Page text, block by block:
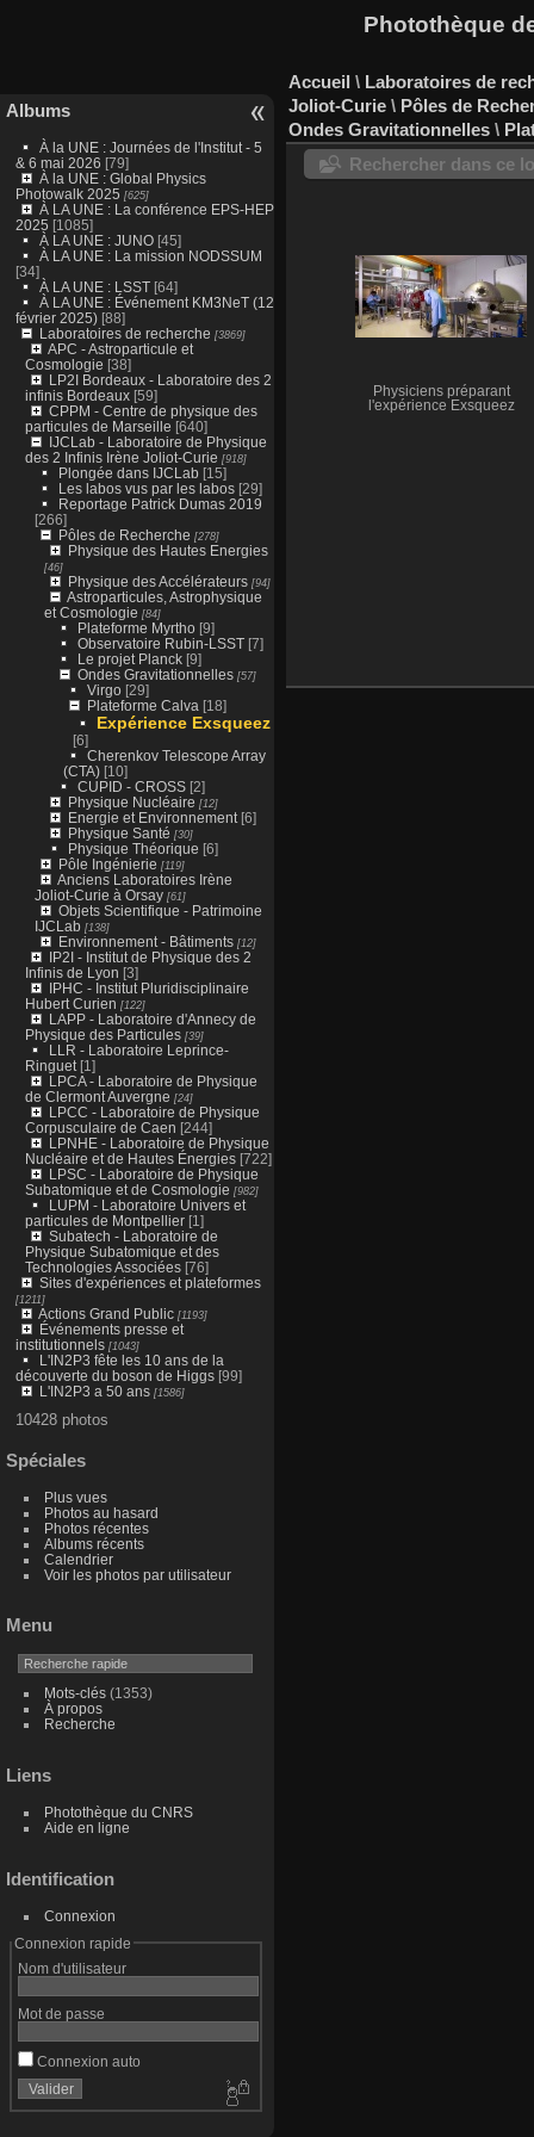
Photothèque
Albums
À la UNE : Journées de l'Institut - 5
& 6 mai 2026 [79]
À la UNE : Global Physics
Photowalk 2025 [625]
À LA UNE : La conférence EPS-HEP
2025 [1085]
À LA UNE : JUNO [45]
À LA UNE : La mission NODSSUM
[34]
À LA UNE : LSST[64]
À LA UNE : Événement KM3NeT (12
février 2025)[88]
Laboratoires de recherche [3869]
APC - Astroparticule et
Cosmologie [38]
LP2I Bordeaux - Laboratoire des 2
infinis Bordeaux[59]
CPPM - Centre de physique des
particules de Marseille [640]
IJCLab - Laboratoire de Physique
des 2 Infinis Irène Joliot-Curie [918]
Plongée dans IJCLab[15]
Les labos vus par les labos[29]
Reportage Patrick Dumas 2019
[266]
Pôles de Recherche [278]
Physique des Hautes Energies
[46]
Physique des Accélérateurs[94]
Astroparticules, Astrophysique
et Cosmologie [84]
Plateforme Myrtho[9]
Observatoire Rubin-LSST[7]
Le projet Planck[9]
Ondes Gravitationnelles[57]
Virgo[29]
Plateforme Calva [18]
Expérience Exsqueez
[6]
Cherenkov Telescope Array
(CTA)[10]
CUPID - CROSS[2]
Physique Nucléaire [12]
Energie et Environnement[6]
Physique Santé [30]
Physique Théorique [6]
Pôle Ingénierie [119]
Anciens Laboratoires Irène
Joliot-Curie à Orsay[61]
Objets Scientifique - Patrimoine
IJCLab[138]
Environnement - Bâtiments[12]
IP2I - Institut de Physique des 2
Infinis de Lyon [3]
IPHC - Institut Pluridisciplinaire
Hubert Curien [122]
LAPP - Laboratoire d'Annecy de
Physique des Particules[39]
LLR - Laboratoire Leprince-
Ringuet[1]
LPCA - Laboratoire de Physique
de Clermont Auvergne [24]
LPCC - Laboratoire de Physique
Corpusculaire de Caen [244]
LPNHE - Laboratoire de Physique
Nucléaire et de Hautes Énergies[722]
LPSC - Laboratoire de Physique
Subatomique et de Cosmologie [982]
LUPM - Laboratoire Univers et
particules de Montpellier[1]
Subatech - Laboratoire de
Physique Subatomique et des
Technologies Associées[76]
Sites d'expériences et plateformes
[1211]
Actions Grand Public[1193]
Événements presse et
institutionnels[1043]
L'IN2P3 fête les 10 ans de la
découverte du boson de Higgs[99]
L'IN2P3 a 50 ans[1586]
10428 photos
Spéciales
Plus vues
Photos au hasard
Photos récentes
Albums récents
Calendrier
Voir les photos par utilisateur
Menu
Mots-clés(1353)
À propos
Recherche
Liens
Photothèque du CNRS
Aide en ligne
Identification
Connexion
Connexion rapide
Nom d'utilisateur
Mot de passe
Connexion auto
Accueil \ Laboratoires de
Joliot-Curie \ Pôles de
Ondes Gravitationnelles \
Rechercher dans ce
Physiciens préparant
l'expérience Exsqueez